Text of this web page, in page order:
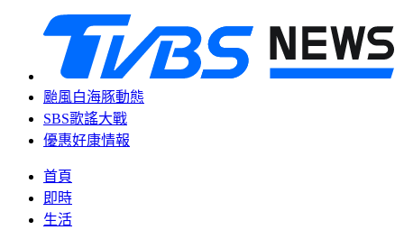
颱風白海豚動態
SBS歌謠大戰
優惠好康情報
首頁
即時
生活